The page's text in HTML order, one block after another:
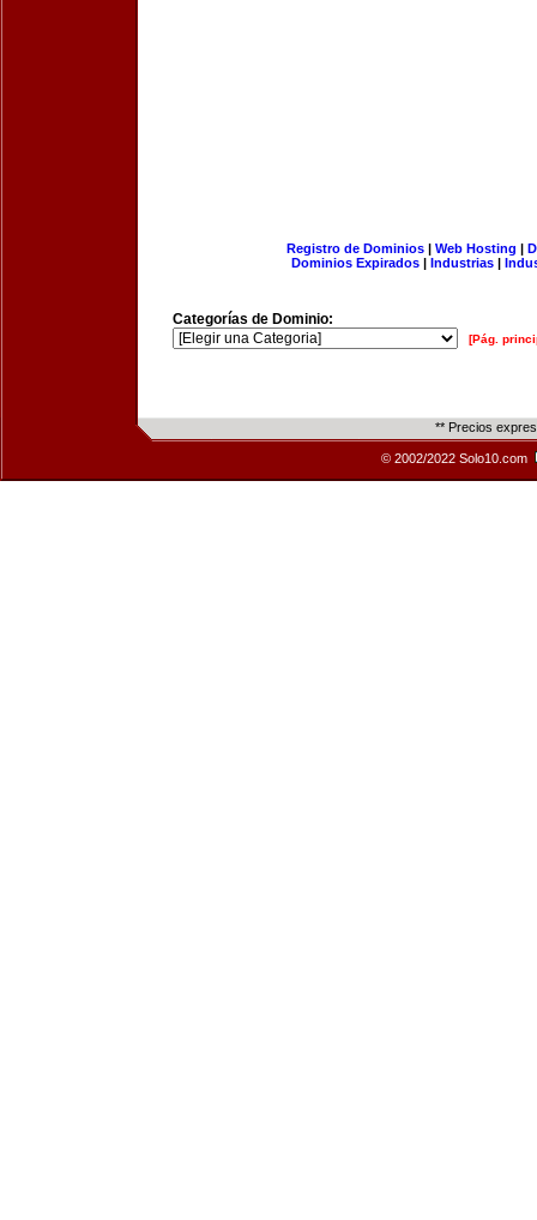
Registro de Dominios| Web Hosting |
Dominios Expirados | Industrias |
Categorías de Dominio:
[Pág.
** Precios
© 2002/2022 Solo10.com